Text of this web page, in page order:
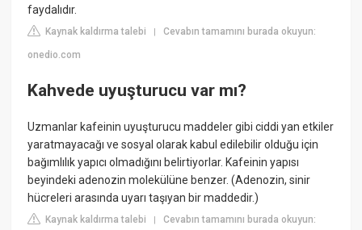
faydalıdır.
Kaynak kaldırma talebi |Cevabın tamamını burada okuyun:
onedio.com
Kahvede uyuşturucu var mı?
Uzmanlar kafeinin uyuşturucu maddeler gibi ciddi yan etkiler
yaratmayacağı ve sosyal olarak kabul edilebilir olduğu için
bağımlılık yapıcı olmadığını belirtiyorlar. Kafeinin yapısı
beyindeki adenozin molekülüne benzer. (Adenozin, sinir
hücreleri arasında uyarı taşıyan bir maddedir.)
Kaynak kaldırma talebi |Cevabın tamamını burada okuyun: